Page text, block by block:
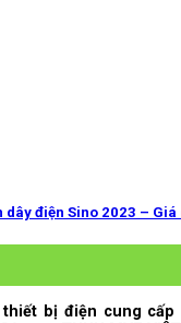
dây điện Sino 2023 –
thiết bị điện cung